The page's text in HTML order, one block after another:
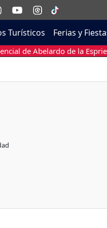
Turísticos Ferias y
de Abelardo de la